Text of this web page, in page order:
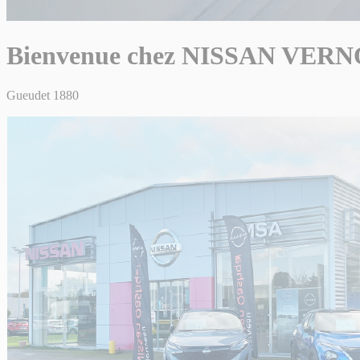
Bienvenue chez NISSAN
Gueudet 1880